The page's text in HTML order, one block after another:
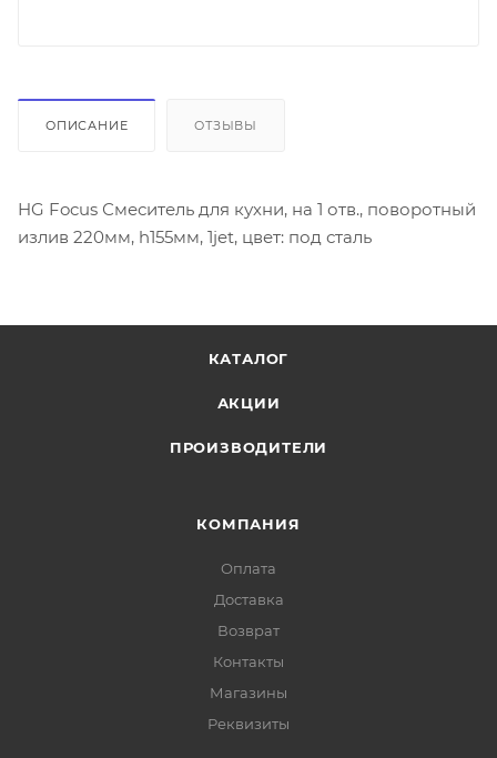
ОПИСАНИЕ ОТЗЫВЫ
HG Focus Смеситель для кухни, на 1 отв., поворотный
излив 220мм, h155мм, 1jet, цвет: под сталь
КАТАЛОГ
АКЦИИ
ПРОИЗВОДИТЕЛИ
КОМПАНИЯ
Оплата
Доставка
Возврат
Контакты
Магазины
Реквизиты